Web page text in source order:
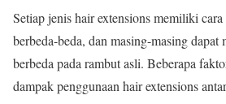
Setiap jenis hair extensions memiliki
berbeda-beda, dan masing-masing dapat
berbeda pada rambut asli. Beberapa
dampak penggunaan hair extensions